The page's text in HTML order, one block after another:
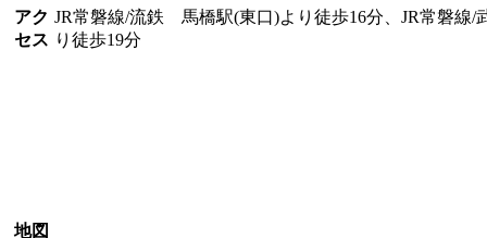
アク
セス
JR常磐線/流鉄 馬橋駅(東口)より徒歩16分、JR常磐線
り徒歩19分
地図